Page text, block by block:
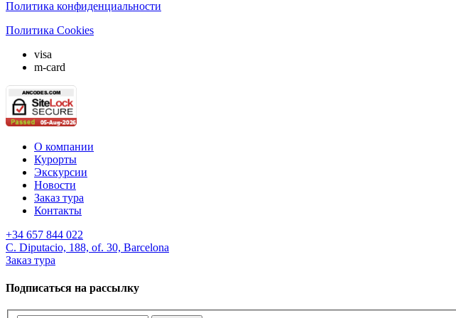
Политика конфиденциальности
Политика Cookies
visa
m-card
О компании
Курорты
Экскурсии
Новости
Заказ тура
Контакты
+34 657 844 022
C. Diputacio, 188, of. 30, Barcelona
Заказ тура
Подписаться на рассылку